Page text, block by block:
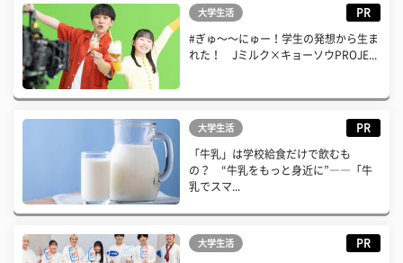
大学生活 PR
#ぎゅ〜〜にゅー！学生の発想から生ま
れた！ Jミルク×キョーソウPROJE...
大学生活 PR
「牛乳」は学校給食だけで飲むも
の？ “牛乳をもっと身近に”――「牛
乳でスマ...
大学生活 PR